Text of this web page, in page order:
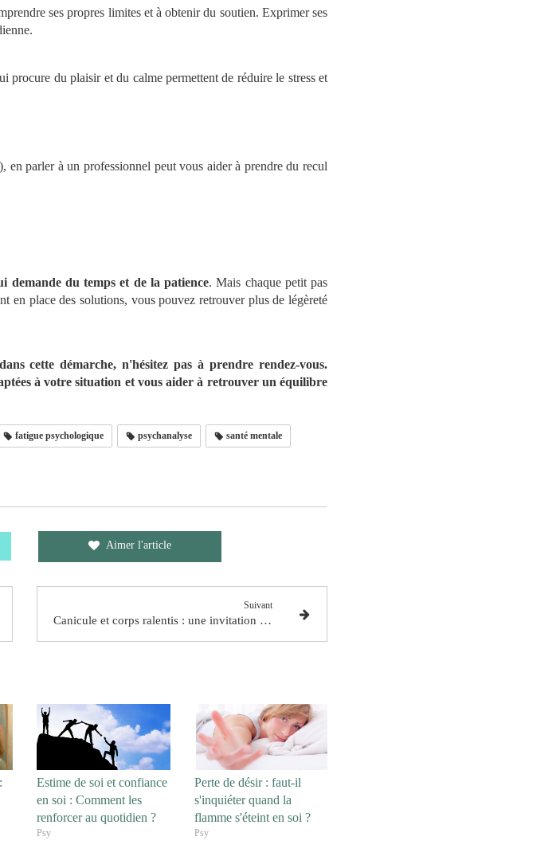
ses propres limites et à obtenir du soutien. Exprimer ses
du plaisir et du calme permettent de réduire le stress et
en parler à un professionnel peut vous aider à prendre du recul
demande du temps et de la patience. Mais chaque petit pas
en place des solutions, vous pouvez retrouver plus de légèreté
cette démarche, n'hésitez pas à prendre rendez-vous.
à votre situation et vous aider à retrouver un équilibre
fatigue psychologique psychanalyse santé mentale
Aimer l'article
Suivant
Canicule et corps ralentis : une invitation à l’écoute de soi
Estime de soi et confiance
en soi : Comment les
renforcer au quotidien ?
Psy
Perte de désir : faut-il
s'inquiéter quand la
flamme s'éteint en soi ?
Psy